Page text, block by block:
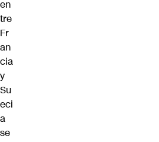
en
tre
Fr
an
cia
y
Su
eci
a
se